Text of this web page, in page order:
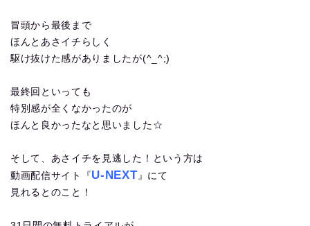
冒頭から最後まで
ほんとあさイチらしく
駆け抜けた感がありましたが(^_^;)
最終回といっても
特別感が全くなかったのが
ほんと良かったなと思いました☆
そして、あさイチを見逃した！という方は
動画配信サイト『 U-NEXT』にて
見れるとのこと！